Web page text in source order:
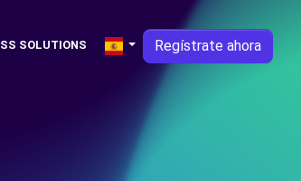
SOLUTIONS Regístrate ahora